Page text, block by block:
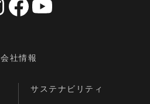
会社情報
サステナビリティ